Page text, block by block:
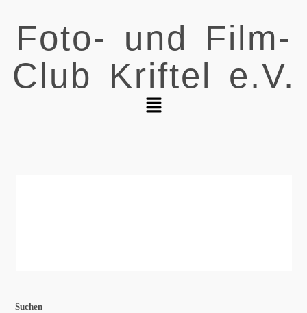
Foto- und Film-
Club Kriftel e.V.
Suchen